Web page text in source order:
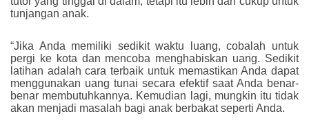
tunjangan anak.
“Jika Anda memiliki sedikit waktu luang, cobalah untuk
pergi ke kota dan mencoba menghabiskan uang. Sedikit
latihan adalah cara terbaik untuk memastikan Anda dapat
menggunakan uang tunai secara efektif saat Anda benar-
benar membutuhkannya. Kemudian lagi, mungkin itu tidak
akan menjadi masalah bagi anak berbakat seperti Anda.